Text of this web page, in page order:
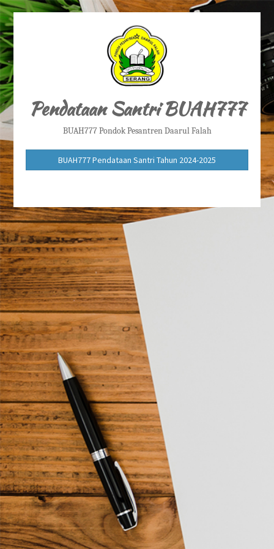
Pendataan Santri BUAH777
BUAH777 Pondok Pesantren Daarul Falah
BUAH777 Pendataan Santri Tahun 2024-2025